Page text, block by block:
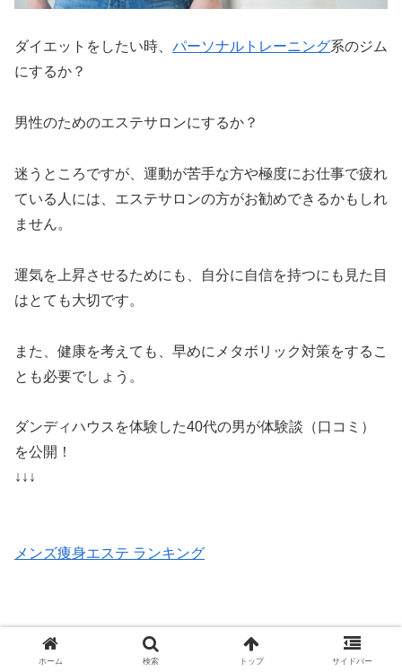
ダイエットをしたい時、 パーソナルトレーニング系のジム
にするか？
男性のためのエステサロンにするか？
迷うところですが、運動が苦手な方や極度にお仕事で疲れ
ている人には、エステサロンの方がお勧めできるかもしれ
ません。
運気を上昇させるためにも、自分に自信を持つにも見た目
はとても大切です。
また、健康を考えても、早めにメタボリック対策をするこ
とも必要でしょう。
ダンディハウスを体験した40代の男が体験談（口コミ）
を公開！
↓↓↓
メンズ痩身エステ ランキング
メンズ痩身エステ一覧
ダンディハウス
ホーム 検索 トップ サイドバー